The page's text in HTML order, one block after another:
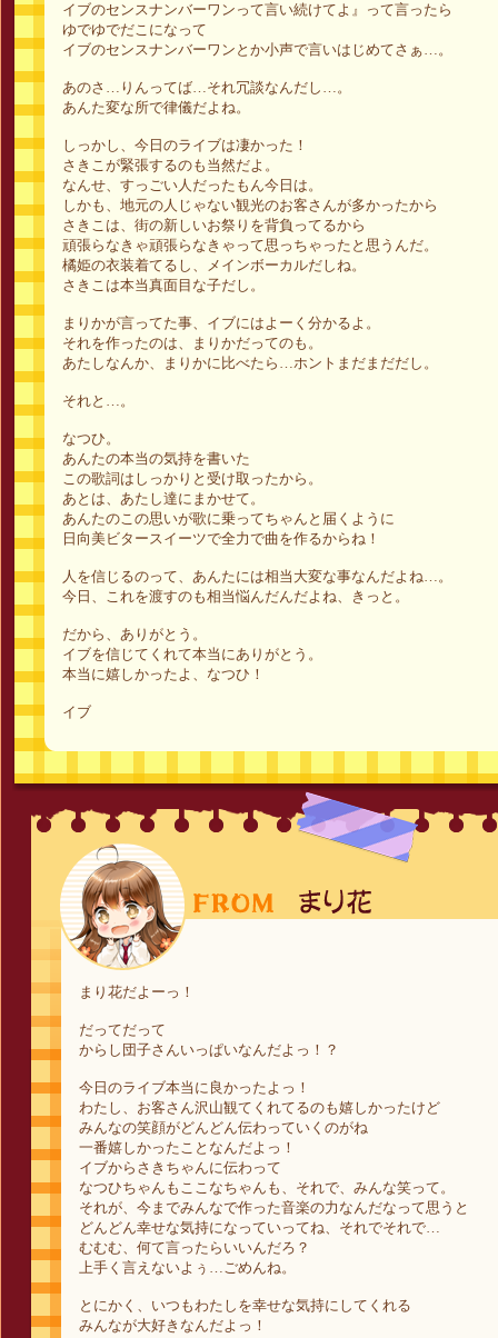
イブのセンスナンバーワンって言い続けてよ』って言ったら
ゆでゆでだこになって
イブのセンスナンバーワンとか小声で言いはじめてさぁ…。
あのさ…りんってば…それ冗談なんだし…。
あんた変な所で律儀だよね。
しっかし、今日のライブは凄かった！
さきこが緊張するのも当然だよ。
なんせ、すっごい人だったもん今日は。
しかも、地元の人じゃない観光のお客さんが多かったから
さきこは、街の新しいお祭りを背負ってるから
頑張らなきゃ頑張らなきゃって思っちゃったと思うんだ。
橘姫の衣装着てるし、メインボーカルだしね。
さきこは本当真面目な子だし。
まりかが言ってた事、イブにはよーく分かるよ。
それを作ったのは、まりかだってのも。
あたしなんか、まりかに比べたら…ホントまだまだだし。
それと…。
なつひ。
あんたの本当の気持を書いた
この歌詞はしっかりと受け取ったから。
あとは、あたし達にまかせて。
あんたのこの思いが歌に乗ってちゃんと届くように
日向美ビタースイーツで全力で曲を作るからね！
人を信じるのって、あんたには相当大変な事なんだよね…。
今日、これを渡すのも相当悩んだんだよね、きっと。
だから、ありがとう。
イブを信じてくれて本当にありがとう。
本当に嬉しかったよ、なつひ！
イブ
まり花だよーっ！
だってだって
からし団子さんいっぱいなんだよっ！？
今日のライブ本当に良かったよっ！
わたし、お客さん沢山観てくれてるのも嬉しかったけど
みんなの笑顔がどんどん伝わっていくのがね
一番嬉しかったことなんだよっ！
イブからさきちゃんに伝わって
なつひちゃんもここなちゃんも、それで、みんな笑って。
それが、今までみんなで作った音楽の力なんだなって思うと
どんどん幸せな気持になっていってね、それでそれで…
むむむ、何て言ったらいいんだろ？
上手く言えないよぅ…ごめんね。
とにかく、いつもわたしを幸せな気持にしてくれる
みんなが大好きなんだよっ！